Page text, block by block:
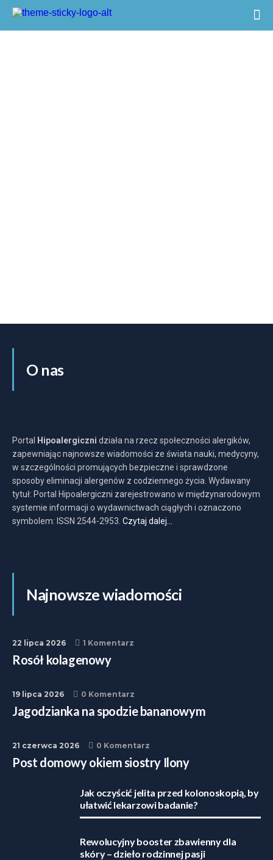
O nas
Portal Hipoalergiczni działa na rzecz społeczności alergików,
zapewniając najnowsze wiadomości ze świata nauki, medycyny,
w szczególności promujących bezpieczne i sprawdzone
sposoby eliminacji alergenów z codziennego życia. Wydawany
tytuł: Portal Hipoalergiczni zarejestrowano w międzynarodowym
systemie informacji o wydawnictwach ciągłych i oznaczono
symbolem: ISSN 2544-2953. Czytaj dalej…
Najnowsze wiadomości
22 lipca 2026 1 Komentarz
Rosół kolagenowy
19 lipca 2026 0 Komentarz
Jagodzianka na spodzie bananowym
21 czerwca 2026 0 Komentarz
Post domowy okiem siostry Ilony
Jak oczyścić jelita przed kolonoskopią, by
ułatwić lekarzowi badanie?
Rewolucyjny booster zbawienny dla
skóry – dzieło rodzinnej pasji